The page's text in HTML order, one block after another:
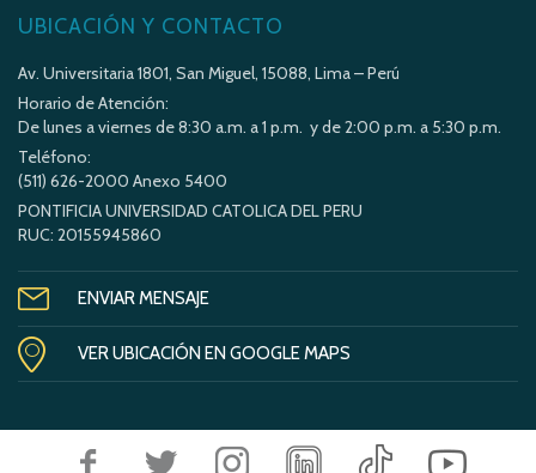
UBICACIÓN Y CONTACTO
Av. Universitaria 1801, San Miguel, 15088, Lima – Perú
Horario de Atención:
De lunes a viernes de 8:30 a.m. a 1 p.m. y de 2:00 p.m. a 5:30 p.m.
Teléfono:
(511) 626-2000 Anexo 5400
PONTIFICIA UNIVERSIDAD CATOLICA DEL PERU
RUC: 20155945860
ENVIAR MENSAJE
VER UBICACIÓN EN GOOGLE MAPS